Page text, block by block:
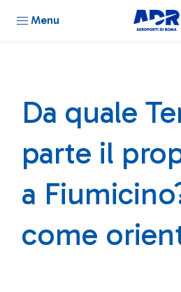
Menu
Da quale
parte il
a
come